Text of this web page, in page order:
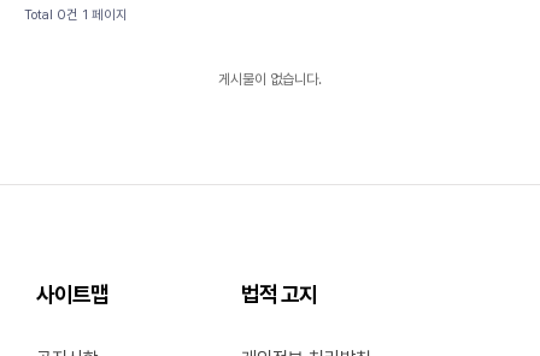
Total 0건 1 페이지
게시물이 없습니다.
사이트맵 법적 고지